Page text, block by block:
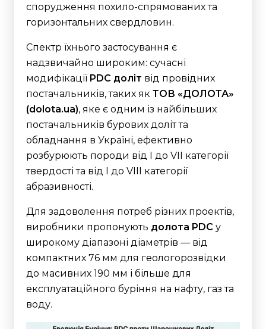
спорудження похило-спрямованих та
горизонтальних свердловин.
Спектр їхнього застосування є
надзвичайно широким: сучасні
модифікації PDC доліт від провідних
постачальників, таких як ТОВ «ДОЛОТА»
(dolota.ua), яке є одним із найбільших
постачальників бурових доліт та
обладнання в Україні, ефективно
розбурюють породи від I до VII категорії
твердості та від I до VIII категорії
абразивності.
Для задоволення потреб різних проектів,
виробники пропонують долота PDC у
широкому діапазоні діаметрів — від
компактних 76 мм для геологорозвідки
до масивних 190 мм і більше для
експлуатаційного буріння на нафту, газ та
воду.